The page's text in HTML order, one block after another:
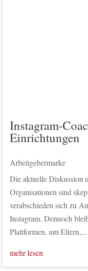
Instagram-
Einrichtungen
Arbeitgebermarke
Die aktuelle Diskussion
Organisationen sind
verabschieden sich zu
Instagram. Dennoch
Plattformen, um Eltern,...
mehr lesen